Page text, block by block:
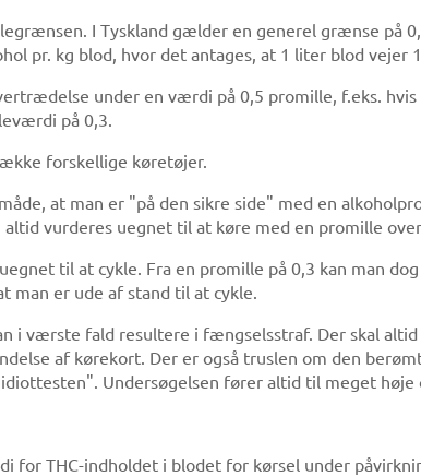
I Tyskland gælder en generel grænse på
pr. kg blod, hvor det antages, at 1 liter blod vejer
under en værdi på 0,5 promille, f.eks.
på 0,3.
forskellige køretøjer.
at man er "på den sikre side" med en
vurderes uegnet til at køre med en promille
til at cykle. Fra en promille på 0,3 kan man
man er ude af stand til at cykle.
i værste fald resultere i fængselsstraf. Der skal
af kørekort. Der er også truslen om den
Undersøgelsen fører altid til meget høje
for THC-indholdet i blodet for kørsel under